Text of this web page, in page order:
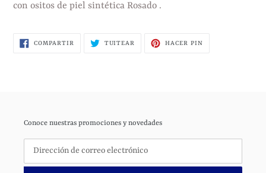
producto
carrito
con ositos de piel sintética Rosado .
COMPARTIR COMPARTIRTUITEAR TUITEARHACER PINPINEAR
Conoce nuestras promociones y novedades